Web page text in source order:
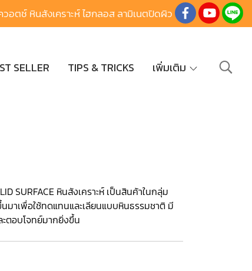
อตช์ หินสังเคราะห์ ไฮกลอส ลามิเนตปิดผิว
SELLER TIPS & TRICKS เพิ่มเติม
SURFACE หินสังเคราะห์ เป็นสินค้าในกลุ่ม
มาเพื่อใช้ทดแทนและเลียนแบบหินธรรมชาติ มี
ตอบโจทย์มากยิ่งขึ้น